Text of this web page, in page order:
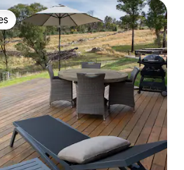
mais apreciados